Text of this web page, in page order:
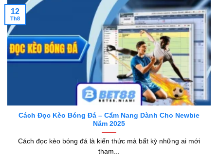
Cách Đọc Kèo Bóng Đá – Cẩm Nang Dành Cho Newbie
Năm 2025
Cách đọc kèo bóng đá là kiến thức mà bất kỳ những ai mới
tham...
12
Th8